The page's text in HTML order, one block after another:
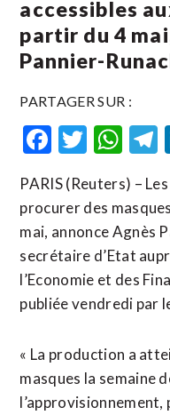
accessibles
partir du 4
Pannier-
PARTAGER SUR :
Facebook
PARIS (Reuters) –
procurer des
mai, annonce Agnès
secrétaire d’Etat
l’Economie et des
publiée vendredi par
« La production a
masques la semaine